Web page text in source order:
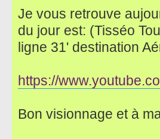
Je vous retrouve
du jour est: (Tisséo
ligne 31' destination
https://
Bon visionnage et à